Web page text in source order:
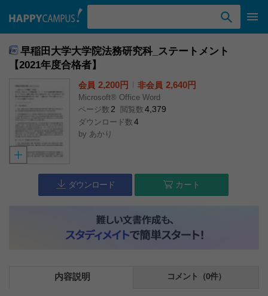
早稲田大学大学院法務研究科_ステートメント
【2021年度合格者】
会員 2,200円 非会員 2,640円
Microsoft® Office Word
ページ数 2 閲覧数 4,379
ダウンロード数 4
by あかり
ダウンロード カート
内容説明 コメント（0件）